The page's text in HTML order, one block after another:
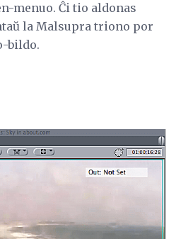
menuo. Ĉi tio aldonas
la Malsupra triono por
bildo.